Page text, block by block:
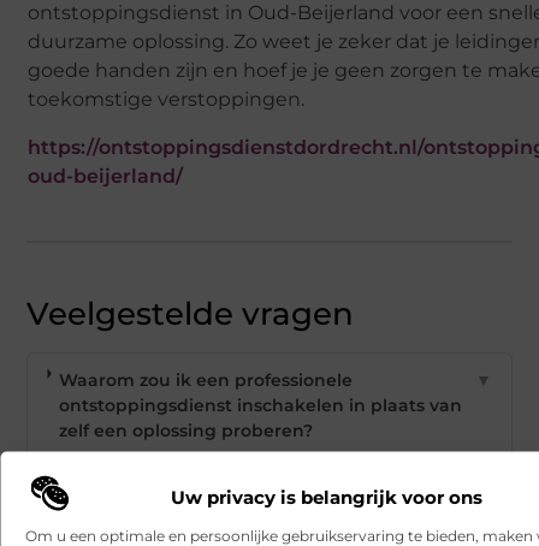
Uw privacy is belangrijk voor ons
Om u een optimale en persoonlijke gebruikservaring te bieden, maken
ontstoppingsdienst in Oud-Beijerland voor een
duurzame oplossing. Zo weet je zeker dat je
goede handen zijn en hoef je je geen zorgen te
toekomstige verstoppingen.
https://ontstoppingsdienstdordrecht.nl/
oud-beijerland/
Veelgestelde vragen
Waarom zou ik een professionele
ontstoppingsdienst inschakelen in plaats van
zelf een oplossing proberen?
▼
Welke apparatuur gebruikt een
ontstoppingsdienst in Oud-Beijerland?
▼